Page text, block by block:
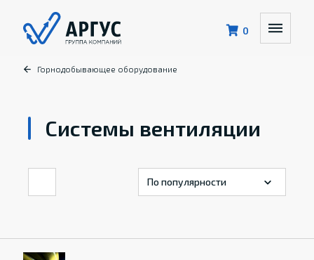
0
Горнодобывающее оборудование
Системы вентиляции